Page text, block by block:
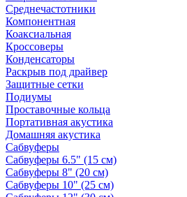
Среднечастотники
Компонентная
Коаксиальная
Кроссоверы
Конденсаторы
Раскрыв под драйвер
Защитные сетки
Подиумы
Проставочные кольца
Портативная акустика
Домашняя акустика
Сабвуферы
Сабвуферы 6.5" (15 см)
Сабвуферы 8" (20 см)
Сабвуферы 10" (25 см)